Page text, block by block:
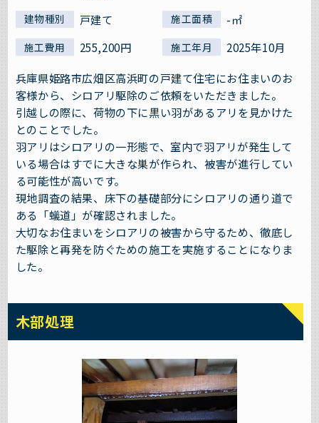
建物種別 戸建て 施工面積 -㎡
施工費用 255,200円 施工年月
2025年10月
兵庫県姫路市広畑区高浜町の戸建て住宅にお住まいのお
客様から、シロアリ駆除のご依頼をいただきました。
引越しの際に、荷物の下に黒い羽があるアリを見かけた
とのことでした。
羽アリはシロアリの一形態で、室内で羽アリが発生して
いる場合はすでに大きな巣が作られ、被害が進行してい
る可能性が高いです。
現地調査の結果、床下の基礎部分にシロアリの通り道で
ある「蟻道」が確認されました。
大切なお住まいをシロアリの被害から守るため、徹底し
た駆除と再発を防ぐための施工を実施することになりま
した。
木部処理